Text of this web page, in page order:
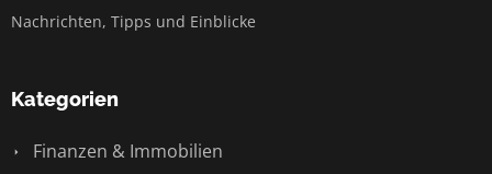
Nachrichten, Tipps und Einblicke
Kategorien
Finanzen & Immobilien